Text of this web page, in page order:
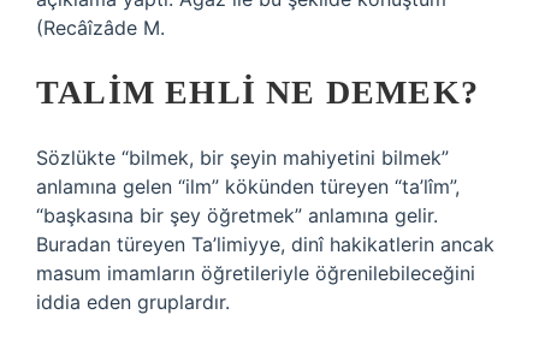
(Recâîzâde M.
TALIM EHLI NE DEMEK?
Sözlükte “bilmek, bir şeyin mahiyetini bilmek”
anlamına gelen “ilm” kökünden türeyen “ta’lîm”,
“başkasına bir şey öğretmek” anlamına gelir.
Buradan türeyen Ta’limiyye, dinî hakikatlerin ancak
masum imamların öğretileriyle öğrenilebileceğini
iddia eden gruplardır.